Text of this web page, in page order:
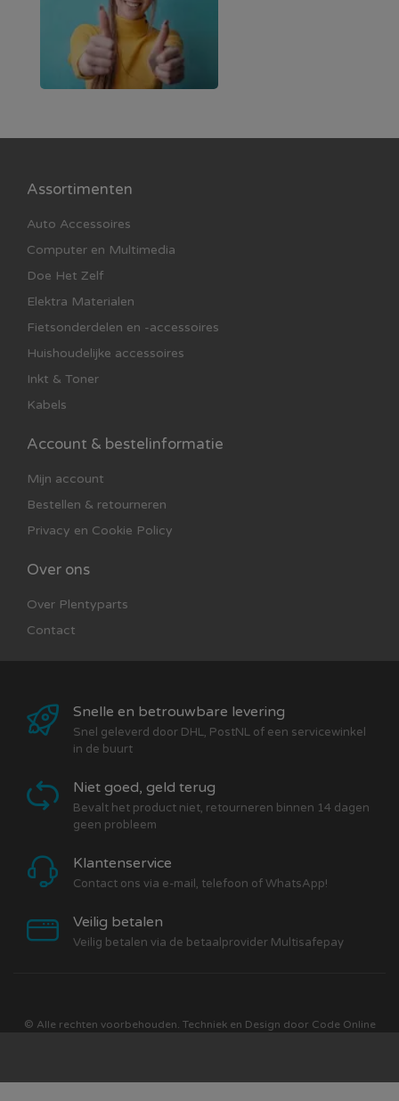
Assortimenten
Auto Accessoires
Computer en Multimedia
Doe Het Zelf
Elektra Materialen
Fietsonderdelen en -accessoires
Huishoudelijke accessoires
Inkt & Toner
Kabels
Account & bestelinformatie
Mijn account
Bestellen & retourneren
Privacy en Cookie Policy
Over ons
Over Plentyparts
Contact
Snelle en betrouwbare levering
Snel geleverd door DHL, PostNL of een servicewinkel
in de buurt
Niet goed, geld terug
Bevalt het product niet, retourneren binnen 14 dagen
geen probleem
Klantenservice
Contact ons via e-mail, telefoon of WhatsApp!
Veilig betalen
Veilig betalen via de betaalprovider Multisafepay
© Alle rechten voorbehouden. Techniek en Design door Code Online